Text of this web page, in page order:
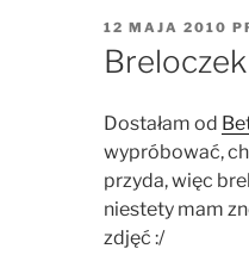
OPUBLIKOWANE
W
12 MAJA 2010
Dostałam od
wypróbować,
przyda, więc
niestety mam
zdjęć :/